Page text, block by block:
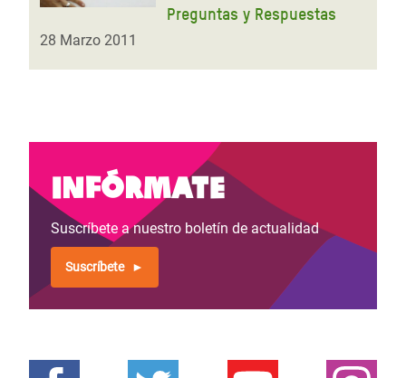
Preguntas y Respuestas
28 Marzo 2011
Infórmate
Suscríbete a nuestro boletín de actualidad
Suscríbete